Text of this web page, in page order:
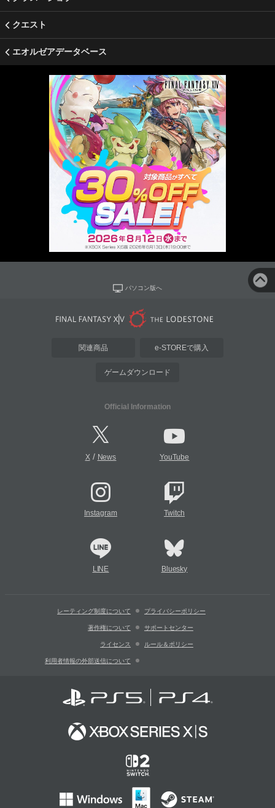
クエスト
エオルゼアデータベース
パソコン版へ
関連商品 e-STOREで購入
ゲームダウンロード
Official Information
X/ News YouTube
Instagram Twitch
LINE Bluesky
レーティング制度について プライバシーポリシー
著作権について サポートセンター
ライセンス ルール＆ポリシー
利用者情報の外部送信について